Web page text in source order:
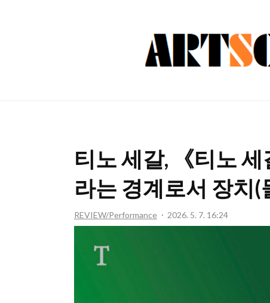
티노 세갈, 《티노
라는 경계로서 장치(
REVIEW/Performance 2026. 5. 7. 16:24